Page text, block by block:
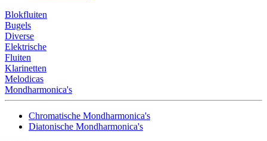
Blokfluiten
Bugels
Diverse
Elektrische
Fluiten
Klarinetten
Melodicas
Mondharmonica's
Chromatische Mondharmonica's
Diatonische Mondharmonica's